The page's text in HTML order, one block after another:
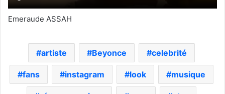
Emeraude ASSAH
artiste Beyonce celebrité
fans instagram look musique